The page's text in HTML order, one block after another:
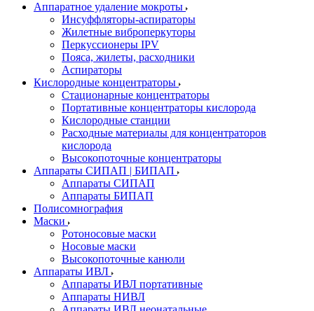
Аппаратное удаление мокроты
Инсуффляторы-аспираторы
Жилетные виброперкуторы
Перкуссионеры IPV
Пояса, жилеты, расходники
Аспираторы
Кислородные концентраторы
Стационарные концентраторы
Портативные концентраторы кислорода
Кислородные станции
Расходные материалы для концентраторов
кислорода
Высокопоточные концентраторы
Аппараты СИПАП | БИПАП
Аппараты СИПАП
Аппараты БИПАП
Полисомнография
Маски
Ротоносовые маски
Носовые маски
Высокопоточные канюли
Аппараты ИВЛ
Аппараты ИВЛ портативные
Аппараты НИВЛ